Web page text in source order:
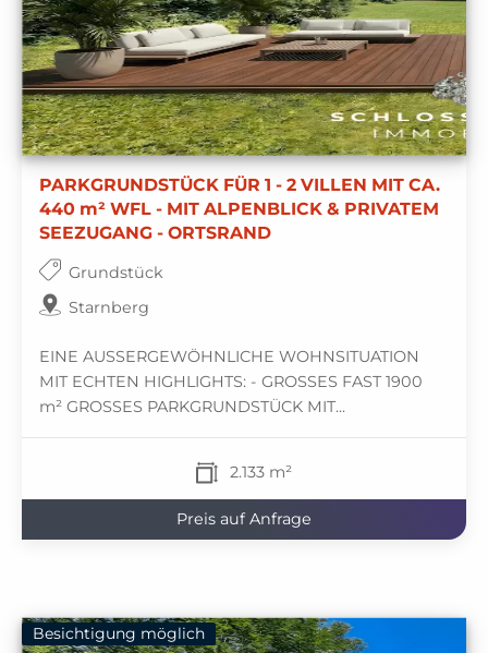
PARKGRUNDSTÜCK FÜR 1 - 2 VILLEN MIT CA.
440 m² WFL - MIT ALPENBLICK & PRIVATEM
SEEZUGANG - ORTSRAND
Grundstück
Starnberg
EINE AUSSERGEWÖHNLICHE WOHNSITUATION
MIT ECHTEN HIGHLIGHTS: - GROSSES FAST 1900
m² GROSSES PARKGRUNDSTÜCK MIT...
2.133 m²
Preis auf Anfrage
Besichtigung möglich